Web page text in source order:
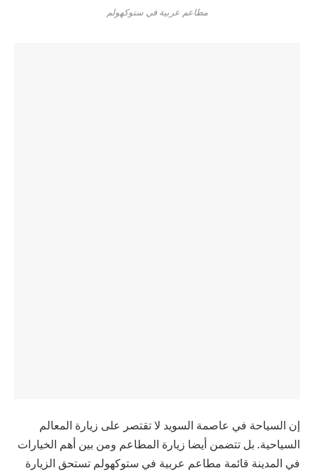
مطاعم عربية في ستوكهولم
إن السياحة في عاصمة السويد لا تقتصر على زيارة المعالم
السياحية. بل تتضمن أيضا زيارة المطاعم ومن بين أهم الخيارات
في المدينة قائمة مطاعم عربية في ستوكهولم تستحق الزيارة